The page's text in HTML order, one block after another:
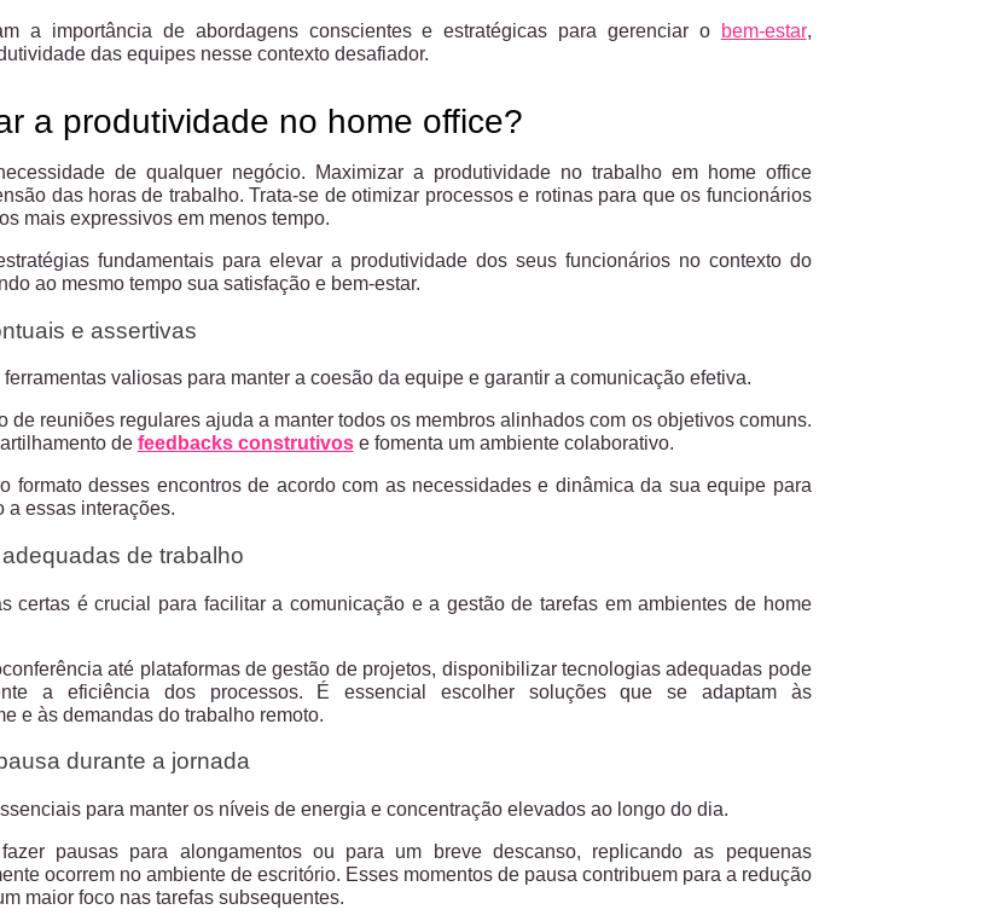
a importância de abordagens conscientes e estratégicas para gerenciar o bem-estar,
das equipes nesse contexto desafiador.
a produtividade no home office?
de qualquer negócio. Maximizar a produtividade no trabalho em home office
das horas de trabalho. Trata-se de otimizar processos e rotinas para que os funcionários
mais expressivos em menos tempo.
fundamentais para elevar a produtividade dos seus funcionários no contexto do
ao mesmo tempo sua satisfação e bem-estar.
e assertivas
valiosas para manter a coesão da equipe e garantir a comunicação efetiva.
de reuniões regulares ajuda a manter todos os membros alinhados com os objetivos comuns.
de feedbacks construtivose fomenta um ambiente colaborativo.
formato desses encontros de acordo com as necessidades e dinâmica da sua equipe para
a essas interações.
de trabalho
certas é crucial para facilitar a comunicação e a gestão de tarefas em ambientes de home
até plataformas de gestão de projetos, disponibilizar tecnologias adequadas pode
a eficiência dos processos. É essencial escolher soluções que se adaptam às
e às demandas do trabalho remoto.
durante a jornada
para manter os níveis de energia e concentração elevados ao longo do dia.
pausas para alongamentos ou para um breve descanso, replicando as pequenas
ocorrem no ambiente de escritório. Esses momentos de pausa contribuem para a redução
maior foco nas tarefas subsequentes.